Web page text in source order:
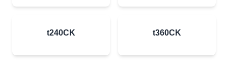
t240CK t360CK